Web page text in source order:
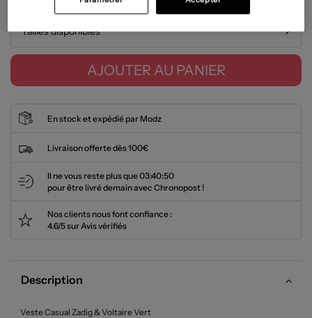
Tailles disponibles
AJOUTER AU PANIER
En stock et expédié par Modz
Livraison offerte dès 100€
Il ne vous reste plus que03:40:50
pour être livré demain avec Chronopost !
Nos clients nous font confiance :
4.6/5 sur Avis vérifiés
Description
Veste Casual Zadig & Voltaire Vert